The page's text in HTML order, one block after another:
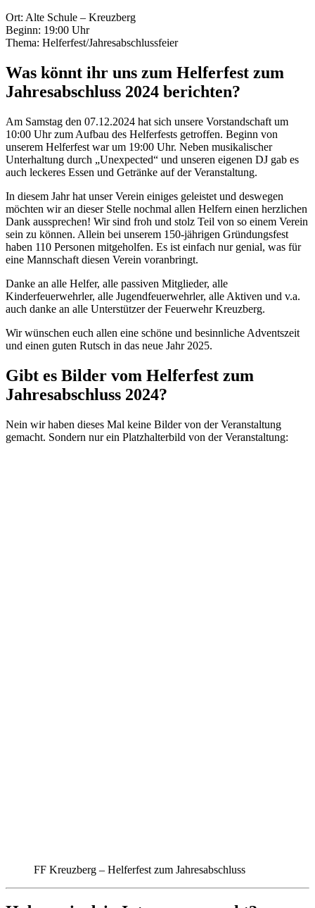
Ort: Alte Schule – Kreuzberg
Beginn: 19:00 Uhr
Thema: Helferfest/Jahresabschlussfeier
Was könnt ihr uns zum Helferfest zum
Jahresabschluss 2024 berichten?
Am Samstag den 07.12.2024 hat sich unsere Vorstandschaft um
10:00 Uhr zum Aufbau des Helferfests getroffen. Beginn von
unserem Helferfest war um 19:00 Uhr. Neben musikalischer
Unterhaltung durch „Unexpected“ und unseren eigenen DJ gab es
auch leckeres Essen und Getränke auf der Veranstaltung.
In diesem Jahr hat unser Verein einiges geleistet und deswegen
möchten wir an dieser Stelle nochmal allen Helfern einen herzlichen
Dank aussprechen! Wir sind froh und stolz Teil von so einem Verein
sein zu können. Allein bei unserem 150-jährigen Gründungsfest
haben 110 Personen mitgeholfen. Es ist einfach nur genial, was für
eine Mannschaft diesen Verein voranbringt.
Danke an alle Helfer, alle passiven Mitglieder, alle
Kinderfeuerwehrler, alle Jugendfeuerwehrler, alle Aktiven und v.a.
auch danke an alle Unterstützer der Feuerwehr Kreuzberg.
Wir wünschen euch allen eine schöne und besinnliche Adventszeit
und einen guten Rutsch in das neue Jahr 2025.
Gibt es Bilder vom Helferfest zum
Jahresabschluss 2024?
Nein wir haben dieses Mal keine Bilder von der Veranstaltung
gemacht. Sondern nur ein Platzhalterbild von der Veranstaltung:
FF Kreuzberg – Helferfest zum Jahresabschluss